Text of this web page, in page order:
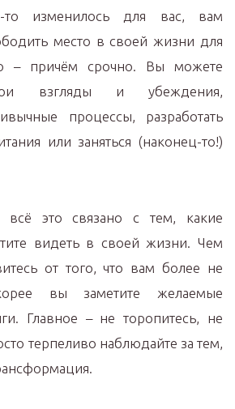
то изменилось для вас, вам
место в своей жизни для
– причём срочно. Вы можете
взгляды и убеждения,
процессы, разработать
или заняться (наконец-то!)
это связано с тем, какие
видеть в своей жизни. Чем
от того, что вам более не
вы заметите желаемые
Главное – не торопитесь, не
терпеливо наблюдайте за тем,